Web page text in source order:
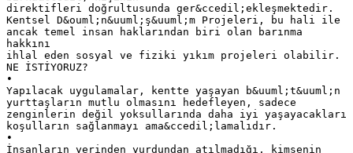
direktifleri doğrultusunda ger&ccedil;ekleşmektedir.
Kentsel D&ouml;n&uuml;ş&uuml;m Projeleri, bu hali ile
ancak temel insan haklarından biri olan barınma
hakkını
ihlal eden sosyal ve fiziki yıkım projeleri olabilir.
NE İSTİYORUZ?
•
Yapılacak uygulamalar, kentte yaşayan b&uuml;t&uuml;n
yurttaşların mutlu olmasını hedefleyen, sadece
zenginlerin değil yoksullarında daha iyi yaşayacakları
koşulların sağlanmayı ama&ccedil;lamalıdır.
•
İnsanların yerinden yurdundan atılmadığı, kimsenin